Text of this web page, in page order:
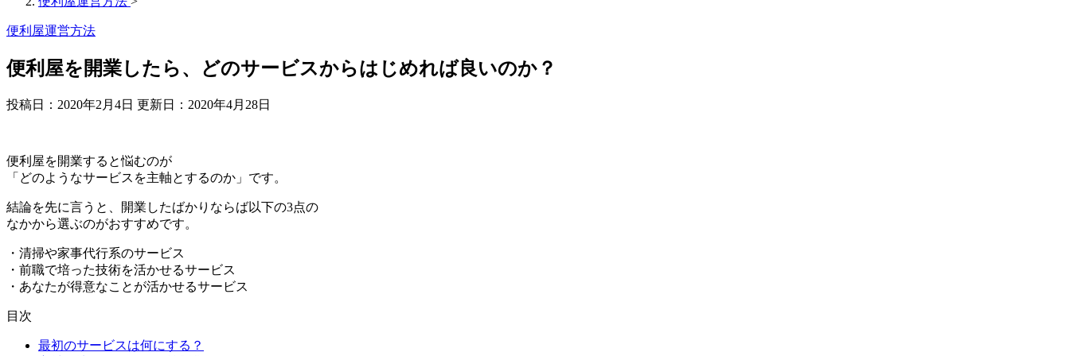
便利屋運営方法
便利屋を開業したら、どのサービスからはじめれば良いのか？
投稿日：2020年2月4日 更新日： 2020年4月28日
便利屋を開業すると悩むのが
「どのようなサービスを主軸とするのか」です。
結論を先に言うと、開業したばかりならば以下の3点の
なかから選ぶのがおすすめです。
・清掃や家事代行系のサービス
・前職で培った技術を活かせるサービス
・あなたが得意なことが活かせるサービス
目次
最初のサービスは何にする？